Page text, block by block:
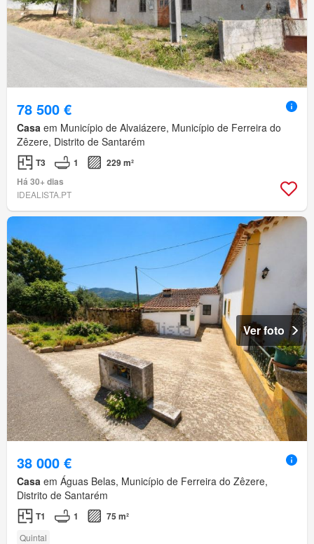
78 500 €
Casa em Município de Alvaiázere, Município de Ferreira do
Zêzere, Distrito de Santarém
T3 1
229 m²
Há 30+ dias
IDEALISTA.PT
Ver foto
38 000 €
Casa em Águas Belas, Município de Ferreira do Zêzere,
Distrito de Santarém
T1 1 75 m²
Quintal